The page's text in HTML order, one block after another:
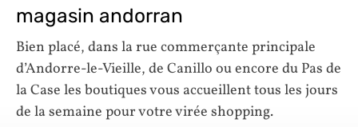
magasin andorran
Bien placé, dans la rue commerçante principale
d’Andorre-le-Vieille, de Canillo ou encore du Pas de
la Case les boutiques vous accueillent tous les jours
de la semaine pour votre virée shopping.